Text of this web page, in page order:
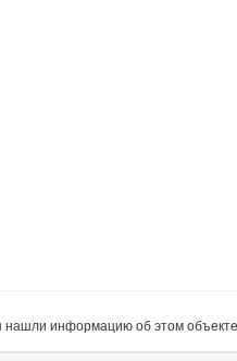
информацию об этом